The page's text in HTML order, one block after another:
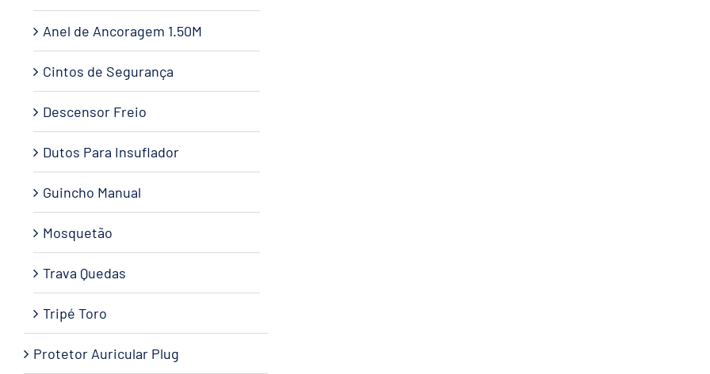
Anel de Ancoragem 1.50M
Cintos de Segurança
Descensor Freio
Dutos Para Insuflador
Guincho Manual
Mosquetão
Trava Quedas
Tripé Toro
Protetor Auricular Plug